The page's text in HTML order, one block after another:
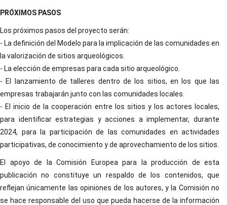
PRÓXIMOS PASOS
Los próximos pasos del proyecto serán:
- La definición del Modelo para la implicación de las comunidades en
la valorización de sitios arqueológicos.
- La elección de empresas para cada sitio arqueológico.
- El lanzamiento de talleres dentro de los sitios, en los que las
empresas trabajarán junto con las comunidades locales.
- El inicio de la cooperación entre los sitios y los actores locales,
para identificar estrategias y acciones a implementar, durante
2024, para la participación de las comunidades en actividades
participativas, de conocimiento y de aprovechamiento de los sitios.
El apoyo de la Comisión Europea para la producción de esta
publicación no constituye un respaldo de los contenidos, que
reflejan únicamente las opiniones de los autores, y la Comisión no
se hace responsable del uso que pueda hacerse de la información